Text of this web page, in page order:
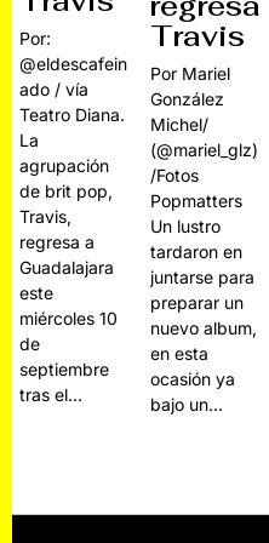
Por:
@eldescafein
ado / vía
Teatro Diana.
La
agrupación
de brit pop,
Travis,
regresa a
Guadalajara
este
miércoles 10
de
septiembre
tras el…
Travis
Por Mariel
González
Michel/
(@mariel_glz)
/Fotos
Popmatters
Un lustro
tardaron en
juntarse para
preparar un
nuevo album,
en esta
ocasión ya
bajo un…